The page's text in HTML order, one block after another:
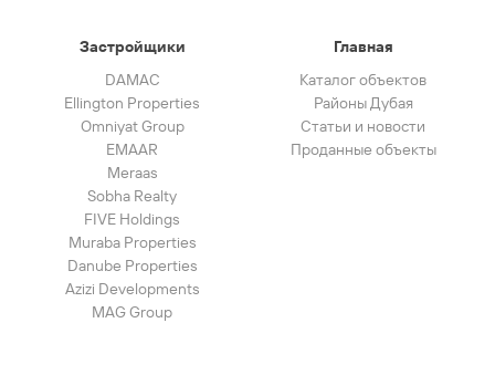
Застройщики
DAMAC
Ellington Properties
Omniyat Group
EMAAR
Meraas
Sobha Realty
FIVE Holdings
Muraba Properties
Danube Properties
Azizi Developments
MAG Group
Главная
Каталог объектов
Районы Дубая
Статьи и новости
Проданные объекты